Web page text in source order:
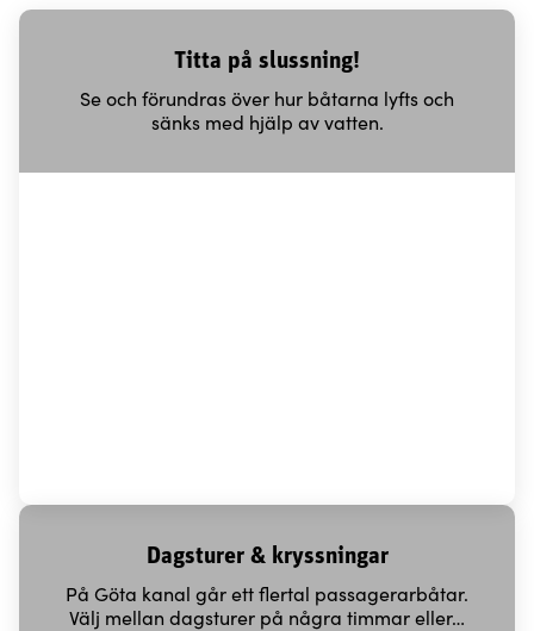
Titta på slussning!
Se och förundras över hur båtarna lyfts och
sänks med hjälp av vatten.
Dagsturer & kryssningar
På Göta kanal går ett flertal passagerarbåtar.
Välj mellan dagsturer på några timmar eller…